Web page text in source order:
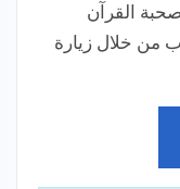
القرآن
من خلال زيارة